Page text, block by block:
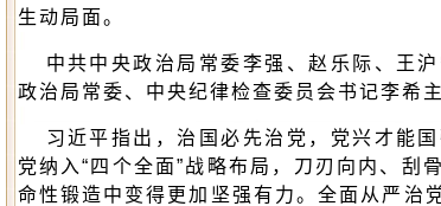
生动局面。
中共中央政治局常委李强、赵乐际、王
政治局常委、中央纪律检查委员会书记李希主
习近平指出，治国必先治党，党兴才能
党纳入“四个全面”战略布局，刀刃向内、刮
命性锻造中变得更加坚强有力。全面从严治